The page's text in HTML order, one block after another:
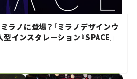
ラノに登場？「ミラノデザインウ
インスタレーション『SPACE』